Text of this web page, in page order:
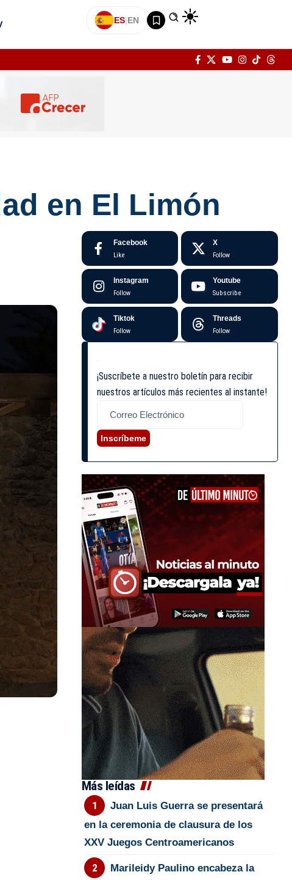
ES|EN
en El Limón
Facebook
Like
X
Follow
Instagram
Follow
Youtube
Subscribe
Tiktok
Follow
Threads
Follow
¡Suscríbete a nuestro boletín para recibir
nuestros artículos más recientes al instante!
Inscríbeme
Más leídas
Juan Luis Guerra se presentará
en la ceremonia de clausura de los
XXV Juegos Centroamericanos
Marileidy Paulino encabeza la